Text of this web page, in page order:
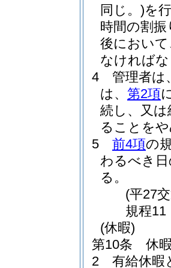
同じ。)を
時間の割振
後におい
なければ
4
管理者は
は、 第2項
続し、又
ることを
5
前4項の
わるべき
る。
(平27
規程11
(休暇)
第10条
休
2
有給休暇